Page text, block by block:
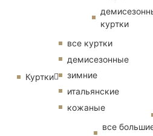
куртки
Куртки
все куртки
демисезонные
зимние
итальянские
кожаные
все